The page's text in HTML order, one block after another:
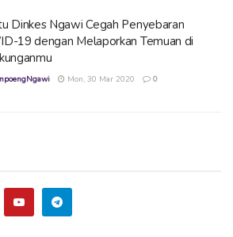
Dinkes Ngawi Cegah Penyebaran
19 dengan Melaporkan Temuan di
Mon, 30 Mar 2020 0